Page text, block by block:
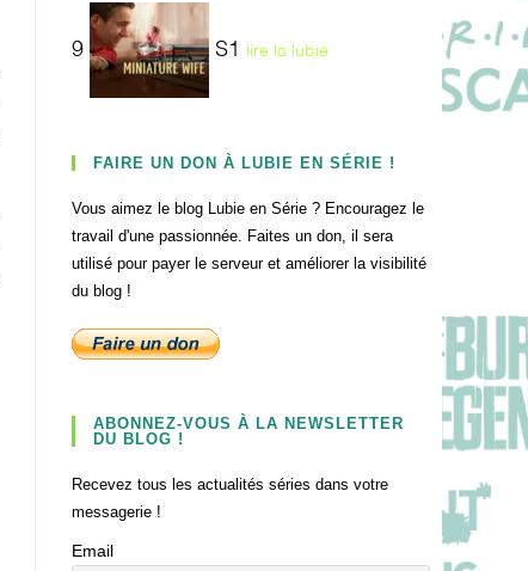
9 S1 lire la lubie
FAIRE UN DON À LUBIE EN SÉRIE !
Vous aimez le blog Lubie en Série ? Encouragez le
travail d'une passionnée. Faites un don, il sera
utilisé pour payer le serveur et améliorer la visibilité
du blog !
ABONNEZ-VOUS À LA NEWSLETTER
DU BLOG !
Recevez tous les actualités séries dans votre
messagerie !
Email